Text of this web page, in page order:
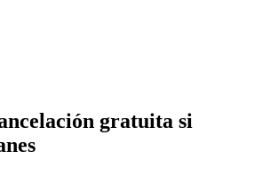
gratuita si